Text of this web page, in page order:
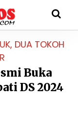
DUA TOKOH
Buka
DS 2024